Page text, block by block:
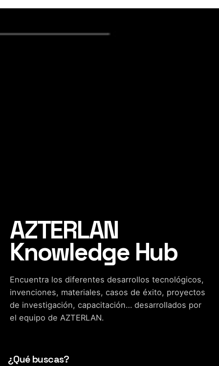
AZTERLAN
Knowledge Hub
Encuentra los diferentes desarrollos tecnológicos,
invenciones, materiales, casos de éxito, proyectos
de investigación, capacitación… desarrollados por
el equipo de AZTERLAN.
¿Qué buscas?